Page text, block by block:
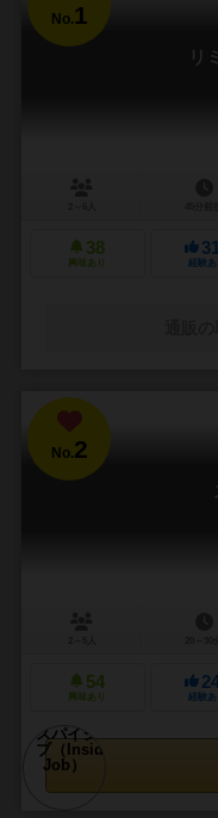
No.1
リ
38
興味あり 経験あ
No.2
54
興味あり 経験あ